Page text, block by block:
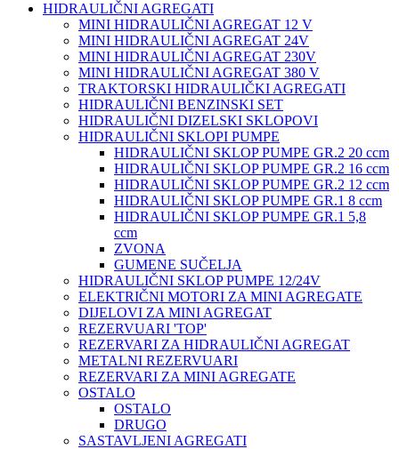
HIDRAULIČNI AGREGATI
MINI HIDRAULIČNI AGREGAT 12 V
MINI HIDRAULIČNI AGREGAT 24V
MINI HIDRAULIČNI AGREGAT 230V
MINI HIDRAULIČNI AGREGAT 380 V
TRAKTORSKI HIDRAULIČKI AGREGATI
HIDRAULIČNI BENZINSKI SET
HIDRAULIČNI DIZELSKI SKLOPOVI
HIDRAULIČNI SKLOPI PUMPE
HIDRAULIČNI SKLOP PUMPE GR.2 20 ccm
HIDRAULIČNI SKLOP PUMPE GR.2 16 ccm
HIDRAULIČNI SKLOP PUMPE GR.2 12 ccm
HIDRAULIČNI SKLOP PUMPE GR.1 8 ccm
HIDRAULIČNI SKLOP PUMPE GR.1 5,8
ccm
ZVONA
GUMENE SUČELJA
HIDRAULIČNI SKLOP PUMPE 12/24V
ELEKTRIČNI MOTORI ZA MINI AGREGATE
DIJELOVI ZA MINI AGREGAT
REZERVUARI 'TOP'
REZERVARI ZA HIDRAULIČNI AGREGAT
METALNI REZERVUARI
REZERVARI ZA MINI AGREGATE
OSTALO
OSTALO
DRUGO
SASTAVLJENI AGREGATI